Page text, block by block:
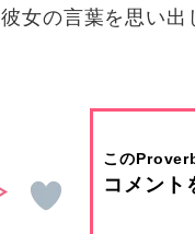
女の言葉を思い
この
コメント